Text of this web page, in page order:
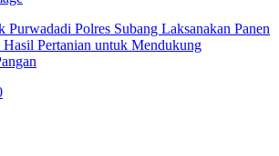
Purwadadi Polres Subang Laksanakan Panen
Hasil Pertanian untuk Mendukung